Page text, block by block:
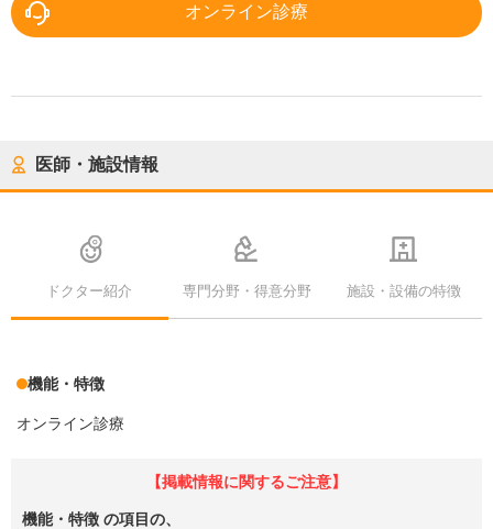
オンライン診療
医師・施設情報
ドクター紹介 専門分野・得意分野 施設・設備の特徴
機能・特徴
オンライン診療
【掲載情報に関するご注意】
機能・特徴 の項目の、